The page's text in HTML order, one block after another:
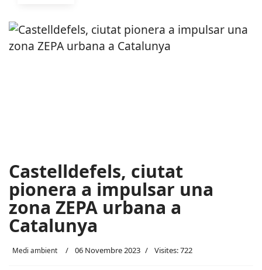
Castelldefels, ciutat
pionera a impulsar una
zona ZEPA urbana a
Catalunya
Medi ambient 06 Novembre 2023 Visites: 722